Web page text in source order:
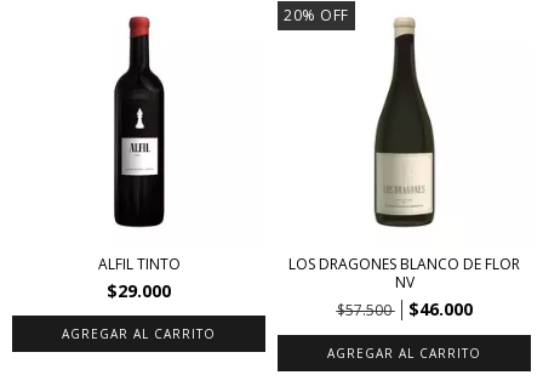
ALFIL TINTO
$29.000
20% OFF
LOS DRAGONES BLANCO DE FLOR
NV
$57.500
$46.000